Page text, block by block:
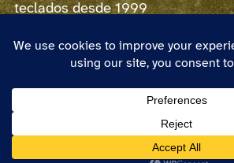
teclados desde 1999
fornece RSS para os Postse para os
Comentários.
O autor chama-se Pedro Couto e Santos,
nasceu em 1973 em Lisboa, vive em
Almada, é designer e pode ser
contactado em pedro(at)macacos.com